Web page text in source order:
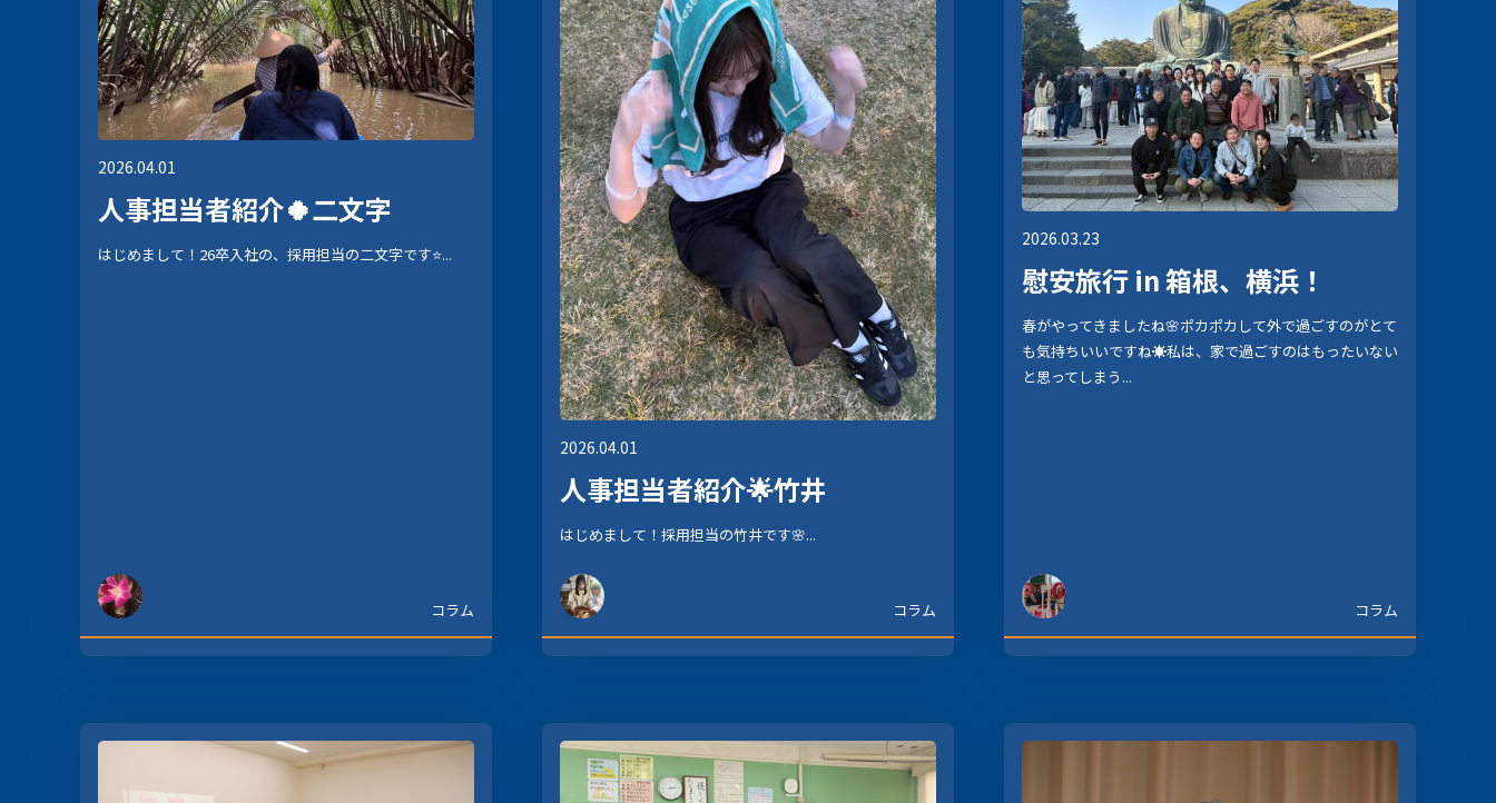
2026.04.01
人事担当者紹介🍀二文字
はじめまして！26卒入社の、採用担当の二文字です⭐...
コラム
2026.04.01
人事担当者紹介🌟竹井
はじめまして！採用担当の竹井です🌸...
コラム
2026.03.23
慰安旅行 in 箱根、横浜！
春がやってきましたね🌸ポカポカして外で過ごすのがとて
も気持ちいいですね☀️私は、家で過ごすのはもったいない
と思ってしまう...
コラム